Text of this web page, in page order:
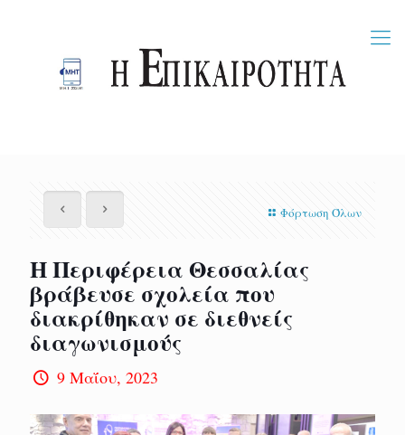
Φόρτωση Όλων
Η Περιφέρεια Θεσσαλίας
βράβευσε σχολεία που
διακρίθηκαν σε διεθνείς
διαγωνισμούς
9 Μαΐου, 2023